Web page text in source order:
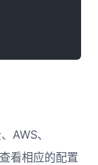
AWS、
看相应的配置